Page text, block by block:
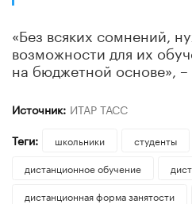
«Без всяких сомнений,
возможности для их
на бюджетной основе», –
Источник: ИТАР ТАСС
Теги:
школьники студенты
дистанционное обучение
дистанционная форма занятости